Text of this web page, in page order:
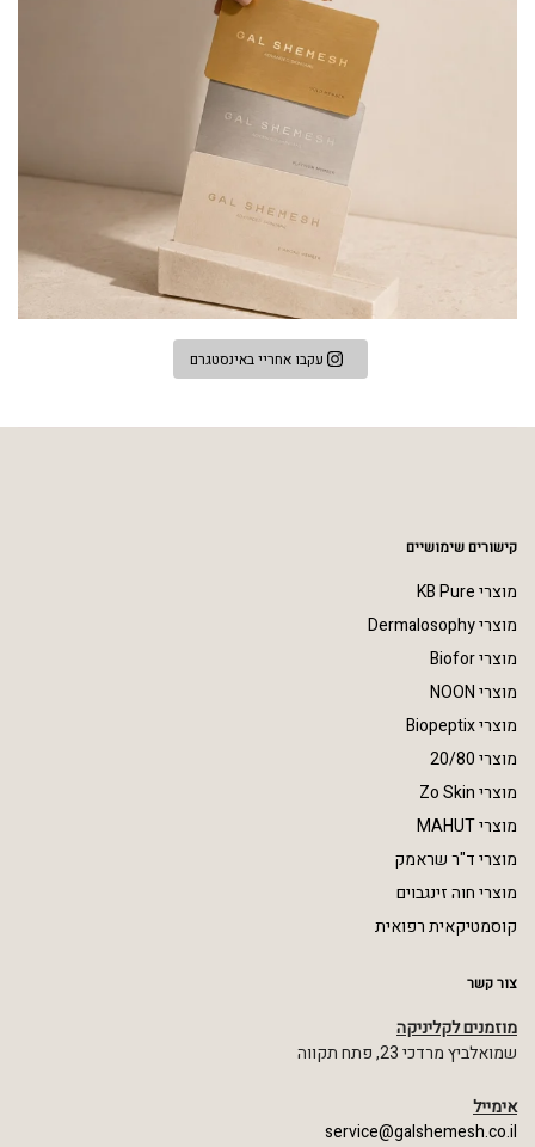
עקבו אחריי באינסטגרם
קישורים שימושיים
מוצרי KB Pure
מוצרי Dermalosophy
מוצרי Biofor
מוצרי NOON
מוצרי Biopeptix
מוצרי 20/80
מוצרי Zo Skin
מוצרי MAHUT
מוצרי ד"ר שראמק
מוצרי חוה זינגבוים
קוסמטיקאית רפואית
צור קשר
מוזמנים לקליניקה
שמואלביץ מרדכי 23, פתח תקווה
אימייל
service@galshemesh.co.il